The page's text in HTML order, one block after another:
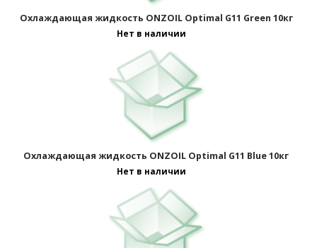
Охлаждающая жидкость ONZOIL Optimal G11 Green 10кг
Нет в наличии
Охлаждающая жидкость ONZOIL Optimal G11 Blue 10кг
Нет в наличии